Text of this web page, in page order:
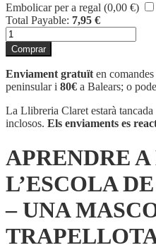
Embolicar per a regal (0,00 €)
Total Payable: 7,95 €
quantitat
de
APRENDRE
A
LLEGIR
A
L'ESCOLA
DE
-
MASCOTA
Comprar
Enviament gratuït en
peninsular i 80€ a Balears; o
La Llibreria Claret estarà tancada
inclosos. Els enviaments es
APRENDRE
L’ESCOLA
– UNA